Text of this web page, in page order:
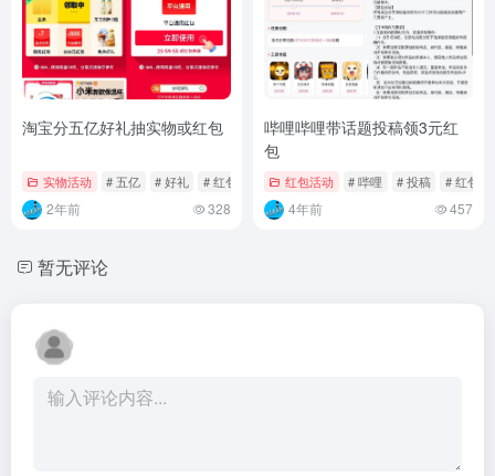
淘宝分五亿好礼抽实物或红包
实物活动 # 五亿 # 好礼 # 红包
2年前 328
哔哩哔哩带话题投稿领3元红
包
红包活动 # 哔哩 # 投稿 # 红包
4年前 457
暂无评论